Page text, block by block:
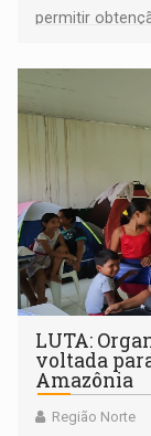
permitir
LUTA:
voltada
Amazônia
Região Norte